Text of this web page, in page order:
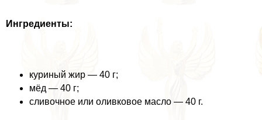
Ингредиенты:
куриный жир — 40 г;
мёд — 40 г;
сливочное или оливковое масло — 40 г.